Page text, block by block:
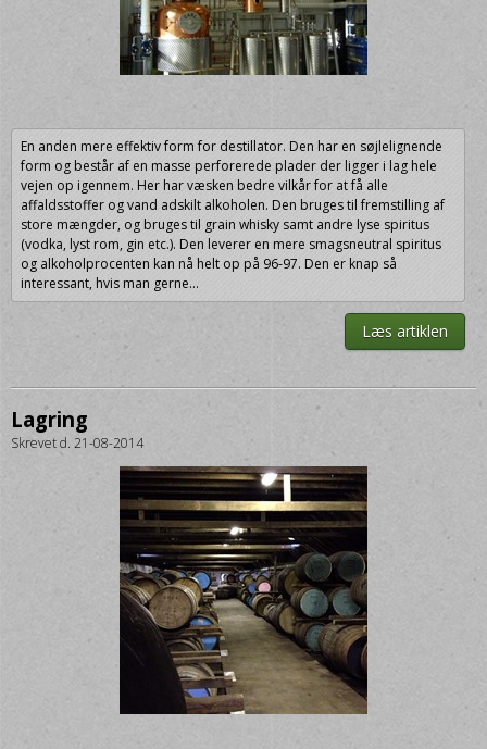
En anden mere effektiv form for destillator. Den har en søjlelignende
form og består af en masse perforerede plader der ligger i lag hele
vejen op igennem. Her har væsken bedre vilkår for at få alle
affaldsstoffer og vand adskilt alkoholen. Den bruges til fremstilling af
store mængder, og bruges til grain whisky samt andre lyse spiritus
(vodka, lyst rom, gin etc.). Den leverer en mere smagsneutral spiritus
og alkoholprocenten kan nå helt op på 96-97. Den er knap så
interessant, hvis man gerne...
Læs artiklen
Lagring
Skrevet d. 21-08-2014